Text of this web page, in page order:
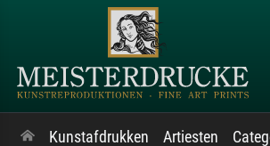
Kunstafdrukken Artiesten